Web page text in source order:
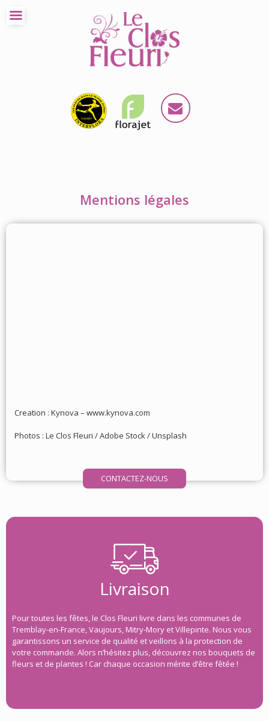
Mentions légales
Creation : Kynova –www.kynova.com
Photos : Le Clos Fleuri / Adobe Stock / Unsplash
CONTACTEZ-NOUS
Livraison
Pour toutes les fêtes, le Clos Fleuri livre dans les communes de
Tremblay-en-France, Vaujours, Mitry-Mory et Villepinte. Nous vous
garantissons un service de qualité et veillons à la protection de
votre commande. Alors n’hésitez plus, découvrez nos bouquets de
fleurs et de plantes ! Car chaque occasion mérite d’être fêtée !